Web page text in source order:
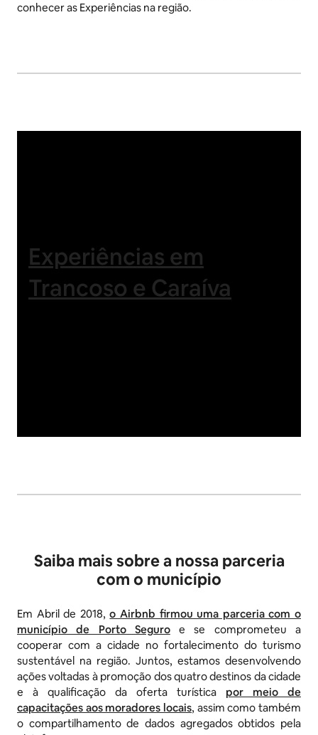
conhecer as Experiências na região.
Experiências em
Trancoso e Caraíva
Saiba mais sobre a nossa parceria
com o município
Em Abril de 2018,o Airbnb firmou uma parceria com o
município de Porto Seguroe se comprometeu a
cooperar com a cidade no fortalecimento do turismo
sustentável na região. Juntos, estamos desenvolvendo
ações voltadas à promoção dos quatro destinos da cidade
e à qualificação da oferta turística por meio de
capacitações aos moradores locais, assim como também
o compartilhamento de dados agregados obtidos pela